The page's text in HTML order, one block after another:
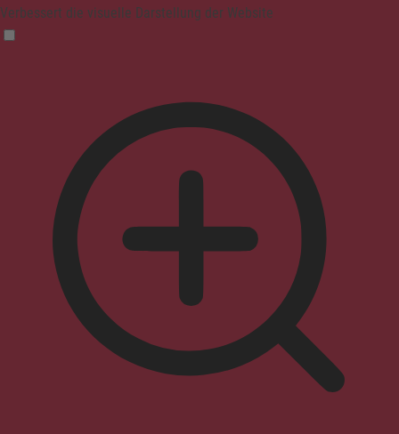
Verbessert die visuelle Darstellung der Website